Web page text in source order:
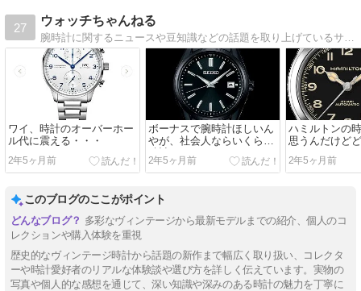
27
ウォッチちゃんねる
ワイ、時計のオーバーホー
ル代に震える・・・
2年5ヶ月前
ボーナスで腕時計ほしいん
やが、社会人ならいくらの
時計がええん？
2年5ヶ月前
ハミルトンの
思うんだけど
2年5ヶ月前
このブログのここがポイント
多彩なヴィンテージから最新モデルまでの紹介、個人のコ
レクションや購入体験を重視
歴史的なヴィンテージ時計から話題の新作まで幅広く取り扱い、コレクタ
ーや時計愛好者のリアルな体験談や選び方を詳しく伝えています。実物の
写真や個人的な感想を通じて、深い知識や深みのある時計の魅力を丁寧に